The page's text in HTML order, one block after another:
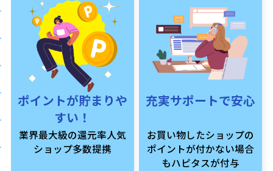
ポイントが貯まりや
すい！
業界最大級の還元率人気
ショップ多数提携
充実サポートで安心
お買い物したショップの
ポイントが付かない場合
もハピタスが付与